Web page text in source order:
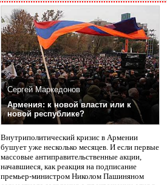
Сергей Маркедонов
Армения: к новой власти или к
новой республике?
Внутриполитический кризис в Армении
бушует уже несколько месяцев. И если первые
массовые антиправительственные акции,
начавшиеся, как реакция на подписание
премьер-министром Николом Пашиняном